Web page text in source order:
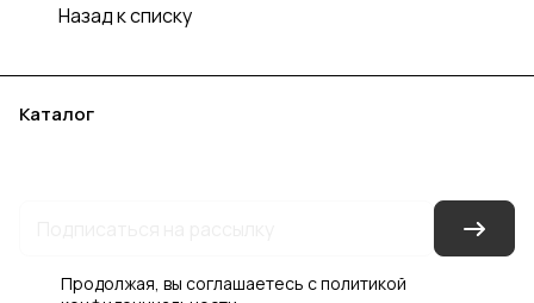
Назад к списку
Каталог
Продолжая, вы соглашаетесь сполитикой